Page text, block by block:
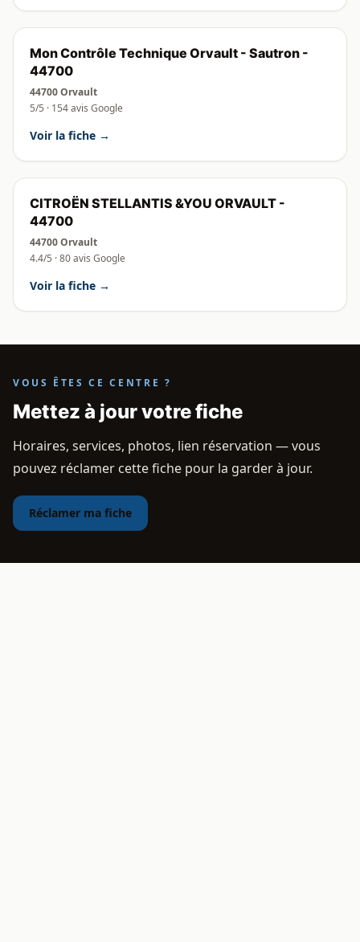
Mon Contrôle Technique Orvault - Sautron -
44700
44700 Orvault
5/5 · 154 avis Google
Voir la fiche →
CITROËN STELLANTIS &YOU ORVAULT -
44700
44700 Orvault
4.4/5 · 80 avis Google
Voir la fiche →
VOUS ÊTES CE CENTRE ?
Mettez à jour votre fiche
Horaires, services, photos, lien réservation — vous
pouvez réclamer cette fiche pour la garder à jour.
Réclamer ma fiche